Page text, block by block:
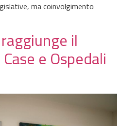
ma coinvolgimento
il
e Ospedali